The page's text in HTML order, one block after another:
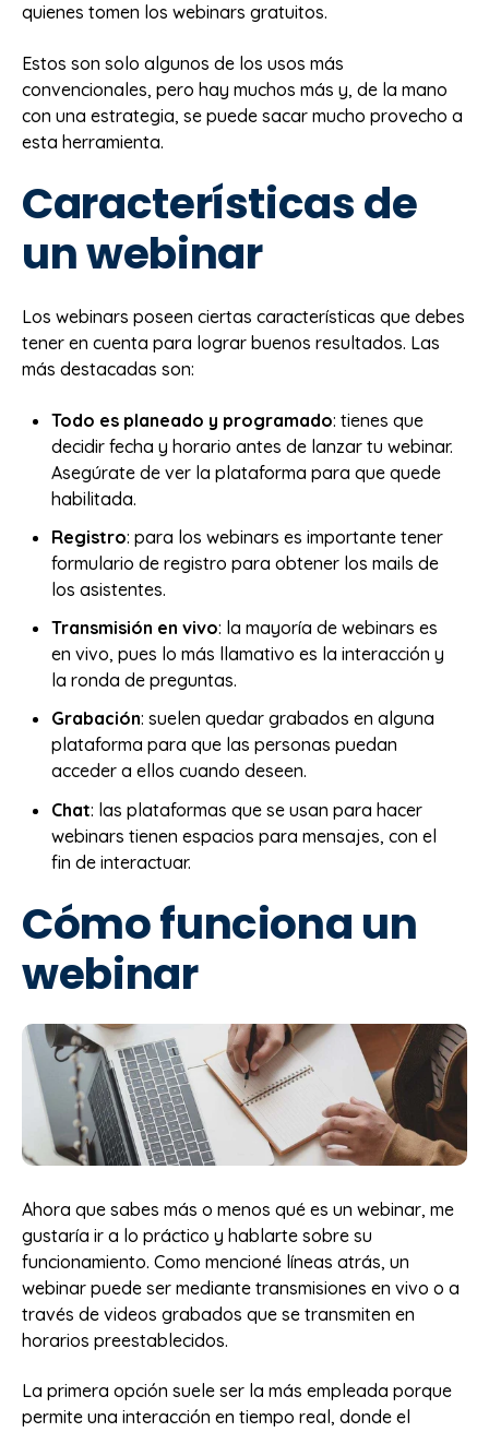
quienes tomen los webinars gratuitos.
Estos son solo algunos de los usos más
convencionales, pero hay muchos más y, de la mano
con una estrategia, se puede sacar mucho provecho a
esta herramienta.
Características de
un webinar
Los webinars poseen ciertas características que debes
tener en cuenta para lograr buenos resultados. Las
más destacadas son:
Todo es planeado y programado: tienes que
decidir fecha y horario antes de lanzar tu webinar.
Asegúrate de ver la plataforma para que quede
habilitada.
Registro: para los webinars es importante tener
formulario de registro para obtener los mails de
los asistentes.
Transmisión en vivo: la mayoría de webinars es
en vivo, pues lo más llamativo es la interacción y
la ronda de preguntas.
Grabación: suelen quedar grabados en alguna
plataforma para que las personas puedan
acceder a ellos cuando deseen.
Chat: las plataformas que se usan para hacer
webinars tienen espacios para mensajes, con el
fin de interactuar.
Cómo funciona un
webinar
Ahora que sabes más o menos qué es un webinar, me
gustaría ir a lo práctico y hablarte sobre su
funcionamiento. Como mencioné líneas atrás, un
webinar puede ser mediante transmisiones en vivo o a
través de videos grabados que se transmiten en
horarios preestablecidos.
La primera opción suele ser la más empleada porque
permite una interacción en tiempo real, donde el